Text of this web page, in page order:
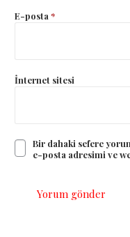
E-posta *
İnternet sitesi
Bir dahaki sefere
e-posta adresimi ve